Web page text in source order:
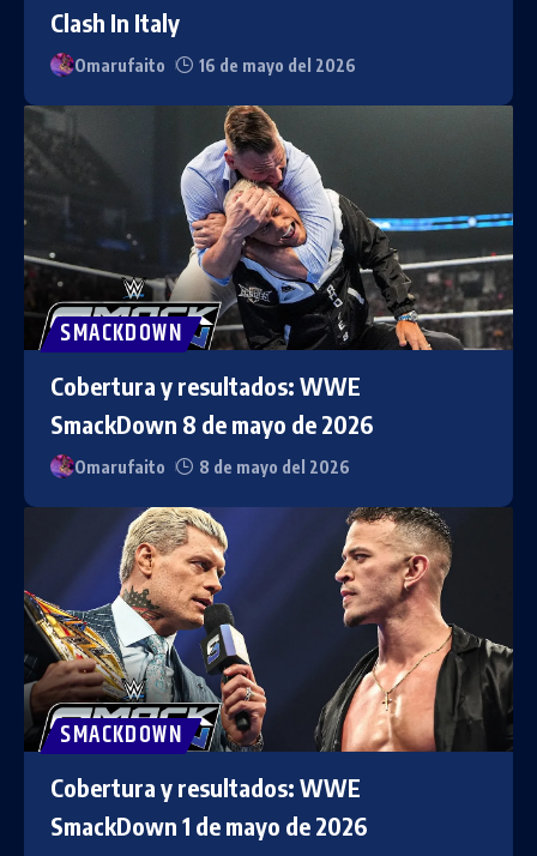
Clash In Italy
Omarufaito 16 de mayo del 2026
SMACKDOWN
Cobertura y resultados: WWE
SmackDown 8 de mayo de 2026
Omarufaito 8 de mayo del 2026
SMACKDOWN
Cobertura y resultados: WWE
SmackDown 1 de mayo de 2026